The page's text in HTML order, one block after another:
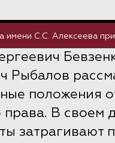
имени С.С. Алексеева
Рыбалов
положения
права. В своем
затрагивают